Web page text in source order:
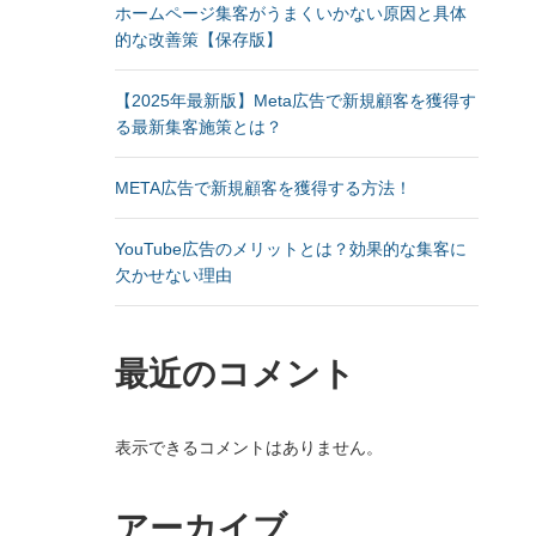
ホームページ集客がうまくいかない原因と具体
的な改善策【保存版】
【2025年最新版】Meta広告で新規顧客を獲得す
る最新集客施策とは？
META広告で新規顧客を獲得する方法！
YouTube広告のメリットとは？効果的な集客に
欠かせない理由
最近のコメント
表示できるコメントはありません。
アーカイブ